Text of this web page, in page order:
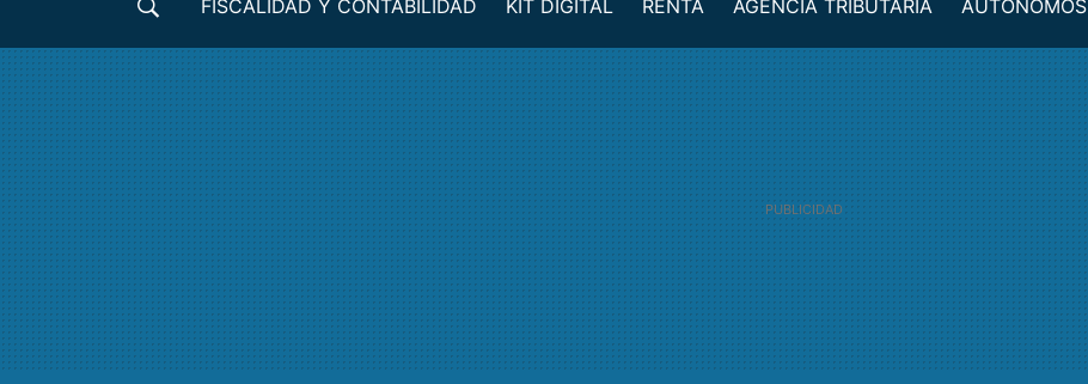
FISCALIDAD Y CONTABILIDAD KIT DIGITAL RENTA AGENCIA TRIBUTARIA AUTÓNOMOS